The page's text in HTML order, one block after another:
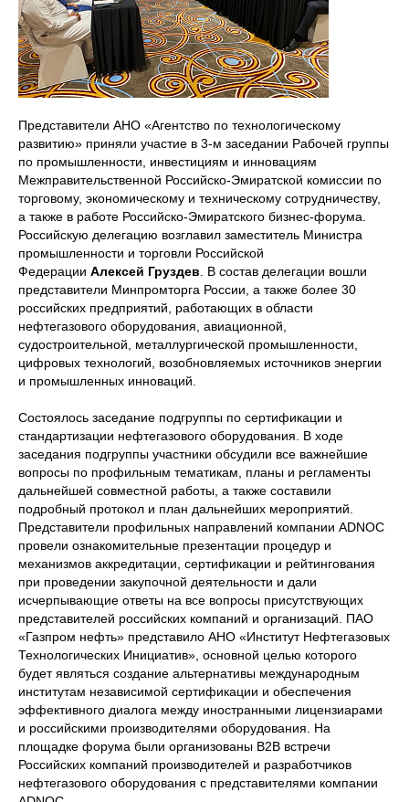
Представители АНО «Агентство по технологическому
развитию» приняли участие в 3-м заседании Рабочей группы
по промышленности, инвестициям и инновациям
Межправительственной Российско-Эмиратской комиссии по
торговому, экономическому и техническому сотрудничеству,
а также в работе Российско-Эмиратского бизнес-форума.
Российскую делегацию возглавил заместитель Министра
промышленности и торговли Российской
Федерации Алексей Груздев . В состав делегации вошли
представители Минпромторга России, а также более 30
российских предприятий, работающих в области
нефтегазового оборудования, авиационной,
судостроительной, металлургической промышленности,
цифровых технологий, возобновляемых источников энергии
и промышленных инноваций.
Состоялось заседание подгруппы по сертификации и
стандартизации нефтегазового оборудования. В ходе
заседания подгруппы участники обсудили все важнейшие
вопросы по профильным тематикам, планы и регламенты
дальнейшей совместной работы, а также составили
подробный протокол и план дальнейших мероприятий.
Представители профильных направлений компании ADNOC
провели ознакомительные презентации процедур и
механизмов аккредитации, сертификации и рейтингования
при проведении закупочной деятельности и дали
исчерпывающие ответы на все вопросы присутствующих
представителей российских компаний и организаций. ПАО
«Газпром нефть» представило АНО «Институт Нефтегазовых
Технологических Инициатив», основной целью которого
будет являться создание альтернативы международным
институтам независимой сертификации и обеспечения
эффективного диалога между иностранными лицензиарами
и российскими производителями оборудования. На
площадке форума были организованы B2B встречи
Российских компаний производителей и разработчиков
нефтегазового оборудования с представителями компании